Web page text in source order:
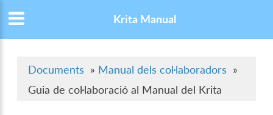
Krita Manual
Documents » Manual dels col·laboradors »
Guia de col·laboració al Manual del Krita